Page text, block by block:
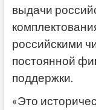
выдачи
российскими
постоянной
поддержки.
«Это